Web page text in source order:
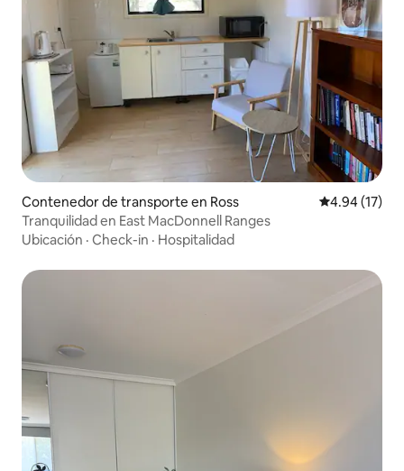
Contenedor de transporte en Ross Calificación
4.94 (17)
Tranquilidad en East MacDonnell Ranges
Ubicación · Check-in · Hospitalidad